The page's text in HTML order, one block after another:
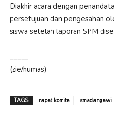
Diakhir acara dengan
persetujuan dan pengesahan
siswa setelah laporan SPM
_____
(zie/humas)
TAGS rapat komite smadangawi